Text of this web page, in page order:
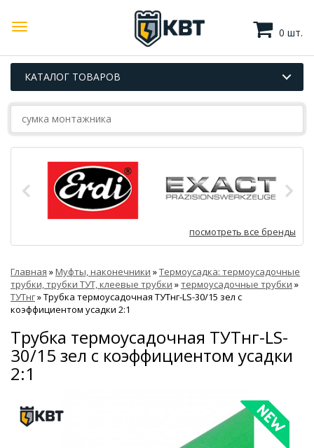
0 шт.
КАТАЛОГ ТОВАРОВ
посмотреть все бренды
Главная »Муфты, наконечники »Термоусадка: термоусадочные
трубки, трубки ТУТ, клеевые трубки »термоусадочные трубки »
ТУТнг»Трубка термоусадочная ТУТнг-LS-30/15 зел с
коэффициентом усадки 2:1
Трубка термоусадочная ТУТнг-LS-
30/15 зел с коэффициентом усадки
2:1